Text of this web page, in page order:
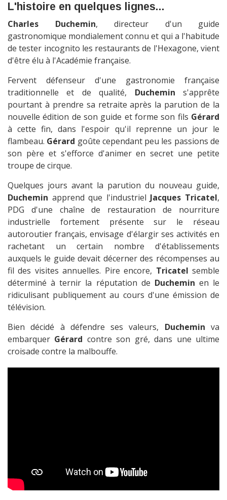
L'histoire en quelques lignes...
Charles Duchemin, directeur d'un guide
gastronomique mondialement connu et qui a l'habitude
de tester incognito les restaurants de l'Hexagone, vient
d'être élu à l'Académie française.
Fervent défenseur d'une gastronomie française
traditionnelle et de qualité, Duchemin s'apprête
pourtant à prendre sa retraite après la parution de la
nouvelle édition de son guide et forme son fils Gérard
à cette fin, dans l'espoir qu'il reprenne un jour le
flambeau. Gérard goûte cependant peu les passions de
son père et s'efforce d'animer en secret une petite
troupe de cirque.
Quelques jours avant la parution du nouveau guide,
Duchemin apprend que l'industriel Jacques Tricatel,
PDG d'une chaîne de restauration de nourriture
industrielle fortement présente sur le réseau
autoroutier français, envisage d'élargir ses activités en
rachetant un certain nombre d'établissements
auxquels le guide devait décerner des récompenses au
fil des visites annuelles. Pire encore, Tricatel semble
déterminé à ternir la réputation de Duchemin en le
ridiculisant publiquement au cours d'une émission de
télévision.
Bien décidé à défendre ses valeurs, Duchemin va
embarquer Gérard contre son gré, dans une ultime
croisade contre la malbouffe.